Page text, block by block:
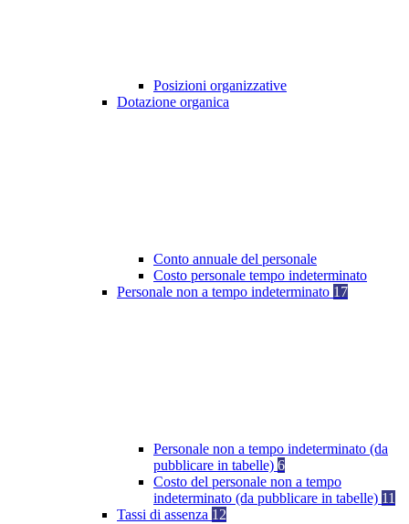
Posizioni organizzative
Dotazione organica
Conto annuale del personale
Costo personale tempo indeterminato
Personale non a tempo indeterminato 17
Personale non a tempo indeterminato (da
pubblicare in tabelle) 6
Costo del personale non a tempo
indeterminato (da pubblicare in tabelle) 11
Tassi di assenza 12